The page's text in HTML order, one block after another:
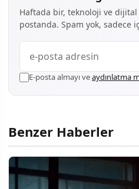
Haftada bir, teknoloji ve
postanda. Spam yok, sadece
E-posta almayı veaydınlatma
Benzer Haberler